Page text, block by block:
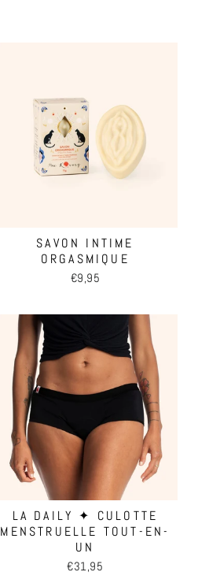
SAVON INTIME
ORGASMIQUE
€9,95
LA DAILY ✦ CULOTTE
MENSTRUELLE TOUT-EN-
UN
€31,95